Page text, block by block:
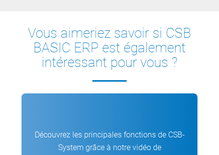
Vous aimeriez savoir si CSB
BASIC ERP est également
intéressant pour vous ?
Découvrez les principales fonctions de CSB-
System grâce à notre vidéo de